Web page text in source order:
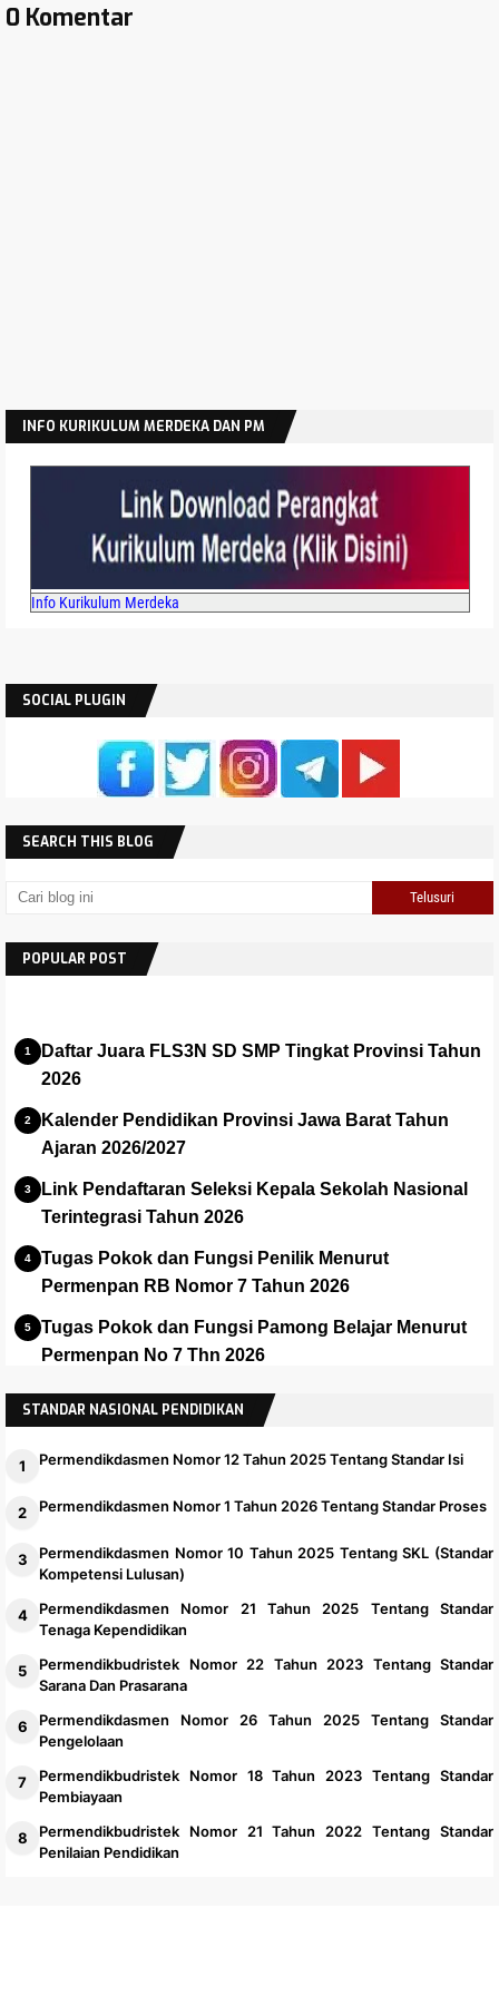
Partisipasi Semesta Pendidikan Bermutu
Latihan Soal Asesmen Sumatif Akhir Jenjang SMP
Tahun 2026
Tahun 2026
0 Komentar
INFO KURIKULUM MERDEKA DAN PM
Info Kurikulum Merdeka
SOCIAL PLUGIN
SEARCH THIS BLOG
POPULAR POST
Daftar Juara FLS3N SD SMP Tingkat Provinsi Tahun
2026
Kalender Pendidikan Provinsi Jawa Barat Tahun
Ajaran 2026/2027
Link Pendaftaran Seleksi Kepala Sekolah Nasional
Terintegrasi Tahun 2026
Tugas Pokok dan Fungsi Penilik Menurut
Permenpan RB Nomor 7 Tahun 2026
Tugas Pokok dan Fungsi Pamong Belajar Menurut
Permenpan No 7 Thn 2026
Panduan dan Installer Apalikasi e-Rapor SMA Versi
2025.1
STANDAR NASIONAL PENDIDIKAN
Permendikdasmen Nomor 12 Tahun 2025 Tentang Standar Isi
Permendikdasmen Nomor 1 Tahun 2026 Tentang Standar Proses
Permendikdasmen Nomor 10 Tahun 2025 Tentang SKL (Standar
Kompetensi Lulusan)
Permendikdasmen Nomor 21 Tahun 2025 Tentang Standar
Tenaga Kependidikan
Permendikbudristek Nomor 22 Tahun 2023 Tentang Standar
Sarana Dan Prasarana
Permendikdasmen Nomor 26 Tahun 2025 Tentang Standar
Pengelolaan
Permendikbudristek Nomor 18 Tahun 2023 Tentang Standar
Pembiayaan
Permendikbudristek Nomor 21 Tahun 2022 Tentang Standar
Penilaian Pendidikan